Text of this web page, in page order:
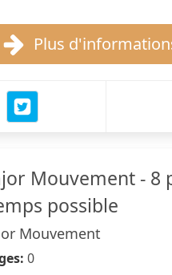
Plus
Mouvement - 8
possible
Mouvement
0